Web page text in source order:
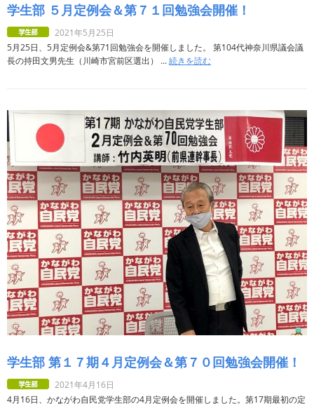
学生部 ５月定例会＆第７１回勉強会開催！
2021年5月25日
5月25日、5月定例会&第71回勉強会を開催しました。 第104代神奈川県議会議
長の持田文男先生（川崎市宮前区選出） ...続きを読む
学生部 第１７期４月定例会＆第７０回勉強会開催！
2021年4月16日
4月16日、かながわ自民党学生部の4月定例会を開催しました。第17期最初の定